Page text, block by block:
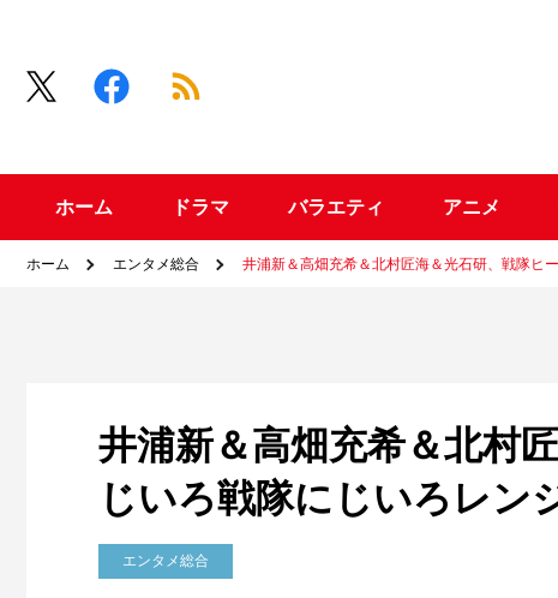
ホーム ドラマ バラエティ アニメ
ホーム エンタメ総合 井浦新＆高畑充希＆北村匠海＆光石研、戦隊ヒ
井浦新＆高畑充希＆北村
じいろ戦隊にじいろレン
エンタメ総合